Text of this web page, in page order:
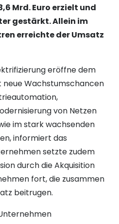
Mrd. Euro erzielt und
gestärkt. Allein im
erreichte der Umsatz
eröffne dem
Wachstumschancen
von Netzen
im stark wachsenden
informiert das
setzte zudem
durch die Akquisition
fort, die zusammen
beitrugen.